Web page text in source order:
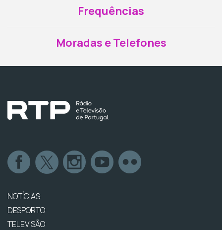
Frequências
Moradas e Telefones
NOTÍCIAS
DESPORTO
TELEVISÃO